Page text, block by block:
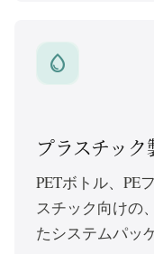
water_drop
プラスチッ
PETボトル、PE
スチック向けの
たシステムパッ